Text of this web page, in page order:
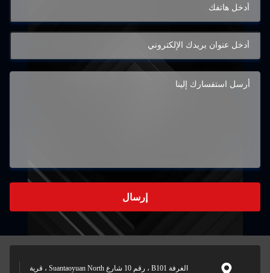
إرسال
الغرفة B101 ، رقم 10 شارع Suantaoyuan North ، قرية